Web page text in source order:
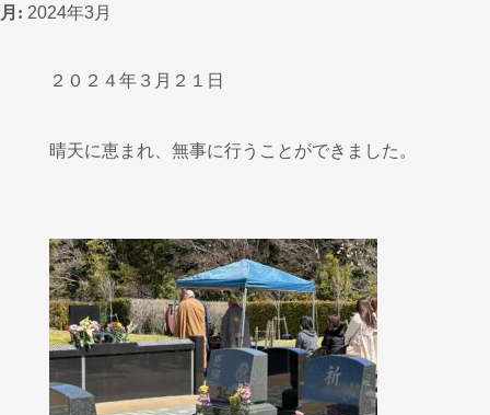
月: 2024年3月
第六回 春季合同供養祭
2024.03.24
２０２４年３月２１日
晴天に恵まれ、無事に行うことができました。